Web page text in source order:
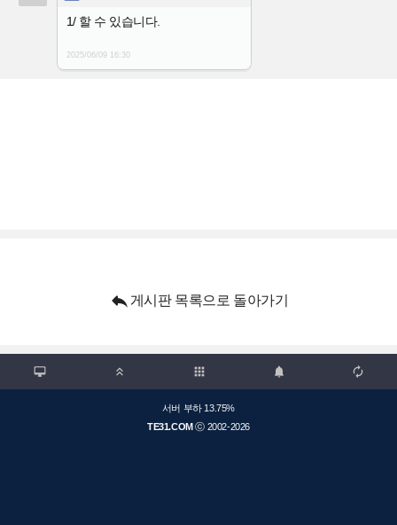
1/ 할 수 있습니다.
2025/06/0916:30
 게시판 목록으로 돌아가기
  apps  
서버 부하 13.75%
TE31.COMⓒ 2002-2026